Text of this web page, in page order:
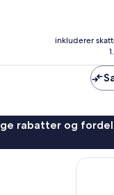
inkluderer
rabatter og